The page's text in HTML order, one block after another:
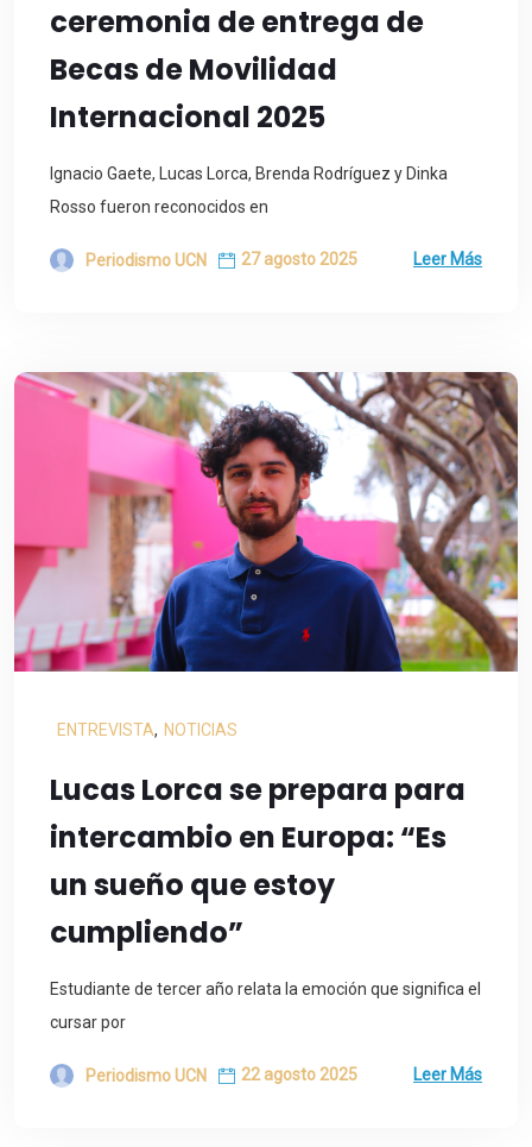
ceremonia de entrega de
Becas de Movilidad
Internacional 2025
Ignacio Gaete, Lucas Lorca, Brenda Rodríguez y Dinka
Rosso fueron reconocidos en
Periodismo UCN 27 agosto 2025 Leer Más
ENTREVISTA, NOTICIAS
Lucas Lorca se prepara para
intercambio en Europa: “Es
un sueño que estoy
cumpliendo”
Estudiante de tercer año relata la emoción que significa el
cursar por
Periodismo UCN 22 agosto 2025 Leer Más